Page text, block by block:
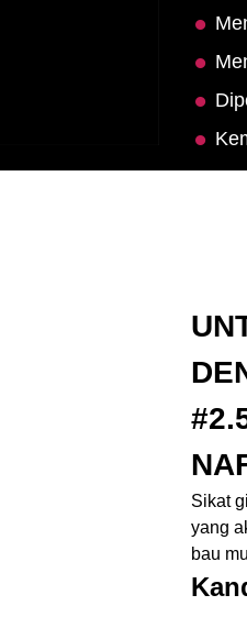
Sikat
yang
bau